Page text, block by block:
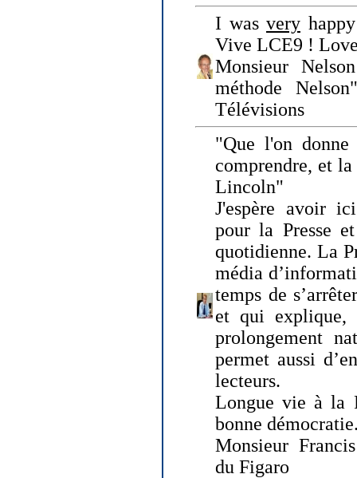
I was very
Vive LCE9 !
Monsieur
méthode
Télévisions
"Que l'on
comprendre, et
Lincoln"
J'espère avoir
pour la Presse
quotidienne. La
média
temps de
et qui explique,
prolongement
permet aussi
lecteurs.
Longue vie à la
bonne
Monsieur
du Figaro